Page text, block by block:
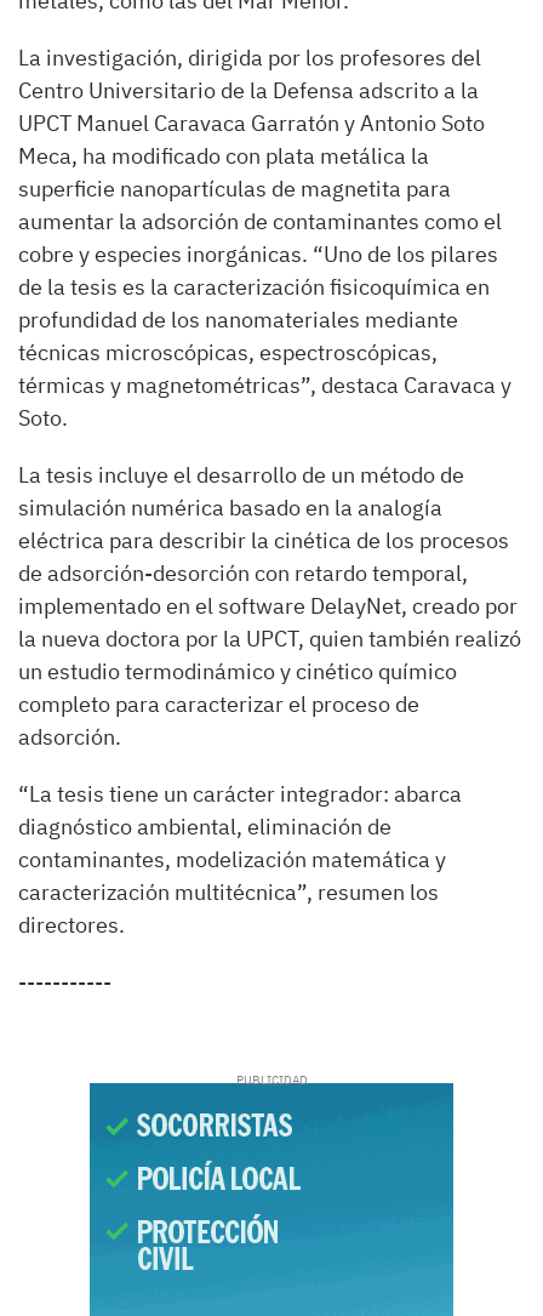
La investigación, dirigida por los profesores del
Centro Universitario de la Defensa adscrito a la
UPCT Manuel Caravaca Garratón y Antonio Soto
Meca, ha modificado con plata metálica la
superficie nanopartículas de magnetita para
aumentar la adsorción de contaminantes como el
cobre y especies inorgánicas. “Uno de los pilares
de la tesis es la caracterización fisicoquímica en
profundidad de los nanomateriales mediante
técnicas microscópicas, espectroscópicas,
térmicas y magnetométricas”, destaca Caravaca y
Soto.
La tesis incluye el desarrollo de un método de
simulación numérica basado en la analogía
eléctrica para describir la cinética de los procesos
de adsorción-desorción con retardo temporal,
implementado en el software DelayNet, creado por
la nueva doctora por la UPCT, quien también realizó
un estudio termodinámico y cinético químico
completo para caracterizar el proceso de
adsorción.
“La tesis tiene un carácter integrador: abarca
diagnóstico ambiental, eliminación de
contaminantes, modelización matemática y
caracterización multitécnica”, resumen los
directores.
-----------